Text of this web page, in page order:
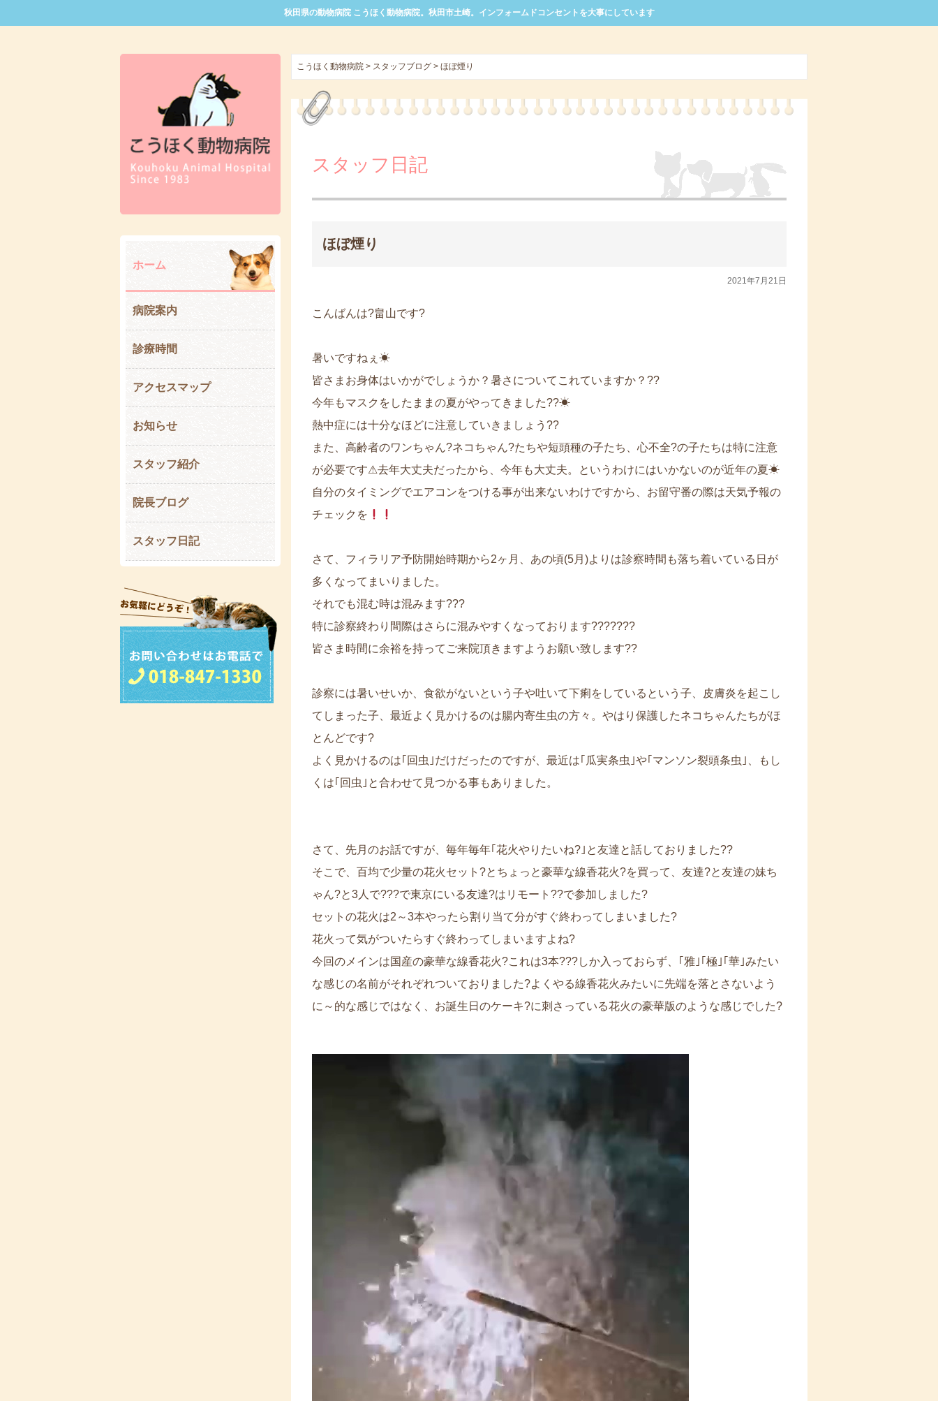
秋田県の動物病院 こうほく動物病院。秋田市土崎。インフォームドコンセントを大事にしています
ホーム
病院案内
診療時間
アクセスマップ
お知らせ
スタッフ紹介
院長ブログ
スタッフ日記
こうほく動物病院 > スタッフブログ > ほぼ煙り
スタッフ日記
ほぼ煙り
2021年7月21日
こんばんは?畠山です?
暑いですねぇ☀
皆さまお身体はいかがでしょうか？暑さについてこれていますか？??
今年もマスクをしたままの夏がやってきました??☀
熱中症には十分なほどに注意していきましょう??
また、高齢者のワンちゃん?ネコちゃん?たちや短頭種の子たち、心不全?の子たちは特に注意
が必要です⚠去年大丈夫だったから、今年も大丈夫。というわけにはいかないのが近年の夏☀
自分のタイミングでエアコンをつける事が出来ないわけですから、お留守番の際は天気予報の
チェックを
さて、フィラリア予防開始時期から2ヶ月、あの頃(5月)よりは診察時間も落ち着いている日が
多くなってまいりました。
それでも混む時は混みます???
特に診察終わり間際はさらに混みやすくなっております???????
皆さま時間に余裕を持ってご来院頂きますようお願い致します??
診察には暑いせいか、食欲がないという子や吐いて下痢をしているという子、皮膚炎を起こし
てしまった子、最近よく見かけるのは腸内寄生虫の方々。やはり保護したネコちゃんたちがほ
とんどです?
よく見かけるのは｢回虫｣だけだったのですが、最近は｢瓜実条虫｣や｢マンソン裂頭条虫｣、もし
くは｢回虫｣と合わせて見つかる事もありました。
さて、先月のお話ですが、毎年毎年｢花火やりたいね?｣と友達と話しておりました??
そこで、百均で少量の花火セット?とちょっと豪華な線香花火?を買って、友達?と友達の妹ち
ゃん?と3人で???で東京にいる友達?はリモート??で参加しました?
セットの花火は2～3本やったら割り当て分がすぐ終わってしまいました?
花火って気がついたらすぐ終わってしまいますよね?
今回のメインは国産の豪華な線香花火?これは3本???しか入っておらず、｢雅｣｢極｣｢華｣みたい
な感じの名前がそれぞれついておりました?よくやる線香花火みたいに先端を落とさないよう
に～的な感じではなく、お誕生日のケーキ?に刺さっている花火の豪華版のような感じでした?